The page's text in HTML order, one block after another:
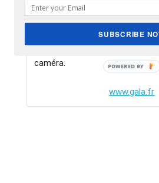
tique avec Michèle Laroque,
12 avril, sur France 2). Mais en
physique de jeune premier,
est désor­mais plus souvent
caméra.
www.gala.fr
SUBSCRIBE